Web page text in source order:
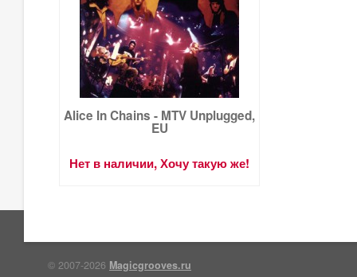
Alice In Chains - MTV Unplugged,
EU
Нет в наличии, Хочу такую же!
© 2007-2026 Magicgrooves.ru